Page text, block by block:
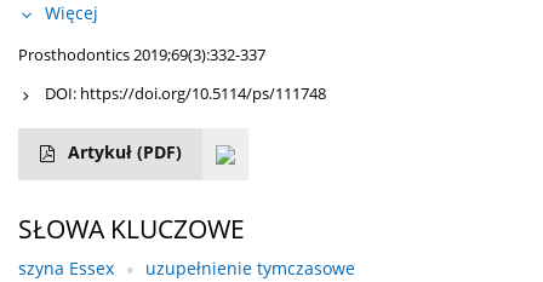
Więcej
Prosthodontics 2019;69(3):332-337
DOI: https://doi.org/10.5114/ps/111748
Artykuł (PDF)
SŁOWA KLUCZOWE
szyna Essex uzupełnienie tymczasowe